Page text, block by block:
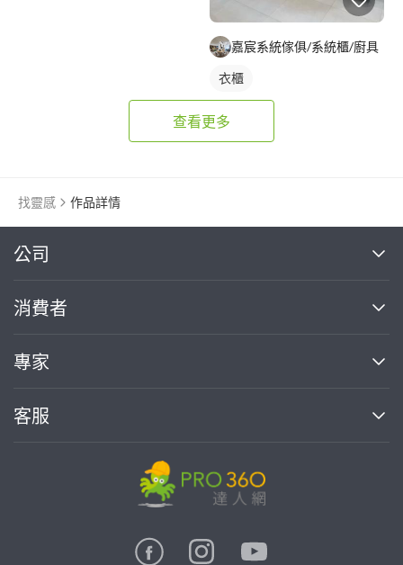
嘉宸系統傢俱/系統櫃/廚具
衣櫃
查看更多
找靈感 作品詳情
公司
關於我們
部落格
加入我們
消費者
買服務
熱門服務
專家
案件中心
客服
繼續完成